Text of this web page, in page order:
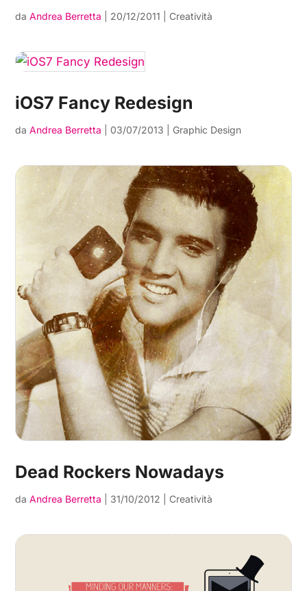
daAndrea Berretta 20/12/2011 Creatività
iOS7 Fancy Redesign
daAndrea Berretta 03/07/2013 Graphic Design
Dead Rockers Nowadays
daAndrea Berretta 31/10/2012 Creatività